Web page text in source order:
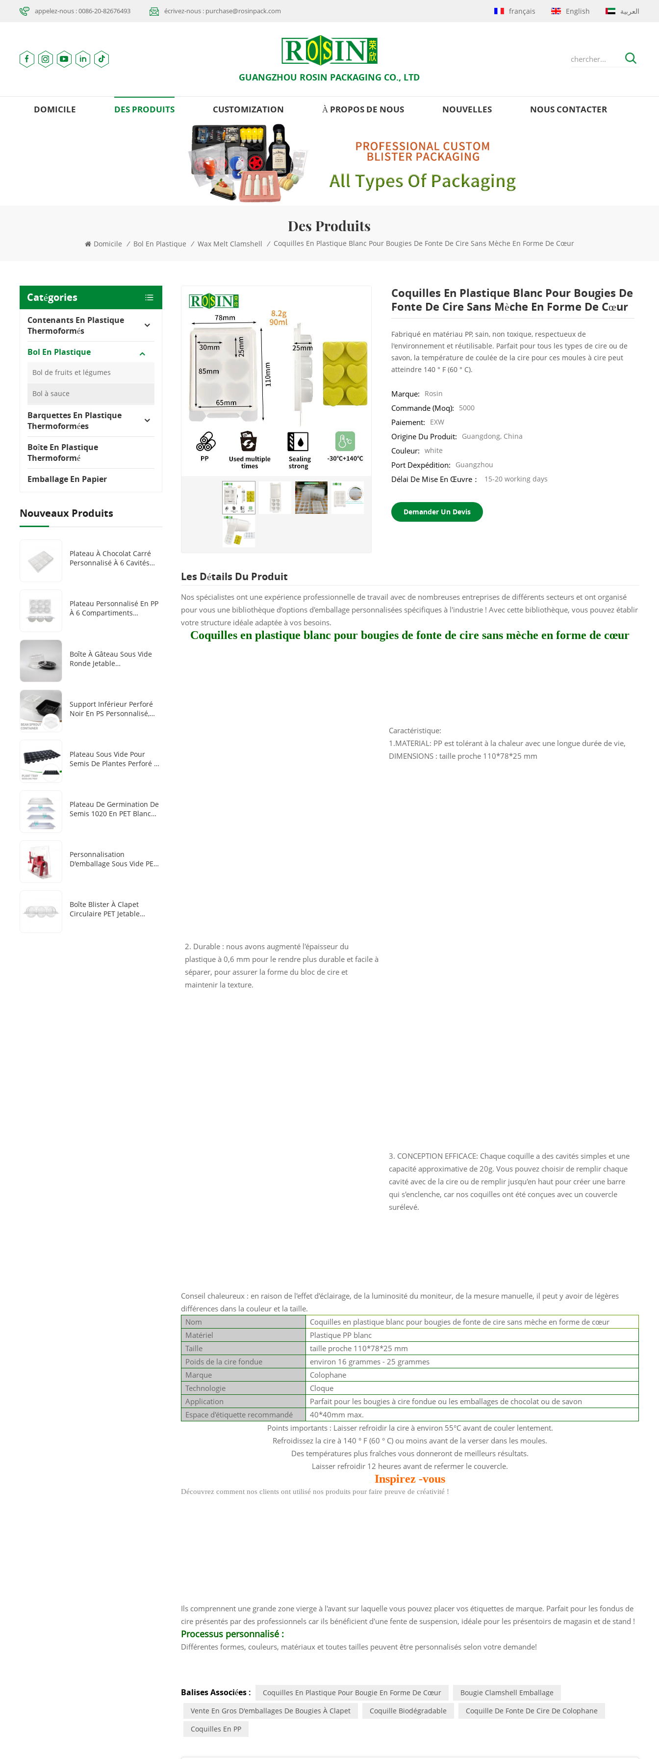
appelez-nous : 0086-20-82676493 écrivez-nous : purchase@rosinpack.com français English العربية
GUANGZHOU ROSIN PACKAGING CO., LTD
DOMICILE DES PRODUITS CUSTOMIZATION À PROPOS DE NOUS NOUVELLES NOUS CONTACTER
Des Produits
Domicile / Bol En Plastique / Wax Melt Clamshell / Coquilles En Plastique Blanc Pour Bougies De Fonte De Cire Sans Mèche En Forme De Cœur
Coquilles En Plastique Blanc Pour Bougies De
Fonte De Cire Sans Mèche En Forme De Cœur
Fabriqué en matériau PP, sain, non toxique, respectueux de
l'environnement et réutilisable. Parfait pour tous les types de cire ou de
savon, la température de coulée de la cire pour ces moules à cire peut
atteindre 140 ° F (60 ° C).
Marque: Rosin
Commande (moq): 5000
Paiement: EXW
Origine Du Produit: Guangdong, China
Couleur: white
Port Dexpédition: Guangzhou
Délai De Mise En Œuvre： 15-20 working days
Demander Un Devis
Les Détails Du Produit
Nos spécialistes ont une expérience professionnelle de travail avec de nombreuses entreprises de différents secteurs et ont organisé
pour vous une bibliothèque d'options d'emballage personnalisées spécifiques à l'industrie ! Avec cette bibliothèque, vous pouvez établir
votre structure idéale adaptée à vos besoins.
Coquilles en plastique blanc pour bougies de fonte de cire sans mèche en forme de cœur
Caractéristique:
1.MATERIAL: PP est tolérant à la chaleur avec une longue durée de vie,
DIMENSIONS : taille proche 110*78*25 mm
2. Durable : nous avons augmenté l'épaisseur du
plastique à 0,6 mm pour le rendre plus durable et facile à
séparer, pour assurer la forme du bloc de cire et
maintenir la texture.
3. CONCEPTION EFFICACE: Chaque coquille a des cavités simples et une
capacité approximative de 20g. Vous pouvez choisir de remplir chaque
cavité avec de la cire ou de remplir jusqu'en haut pour créer une barre
qui s'enclenche, car nos coquilles ont été conçues avec un couvercle
surélevé.
Conseil chaleureux : en raison de l'effet d'éclairage, de la luminosité du moniteur, de la mesure manuelle, il peut y avoir de légères
différences dans la couleur et la taille.
Nom
Coquilles en plastique blanc pour bougies de fonte de cire sans mèche en forme de cœur
Matériel
Plastique PP blanc
Taille
taille proche 110*78*25 mm
Poids de la cire fondue
environ 16 grammes - 25 grammes
Marque
Colophane
Technologie
Cloque
Application
Parfait pour les bougies à cire fondue ou les emballages de chocolat ou de savon
Espace d'étiquette recommandé
40*40mm max.
Points importants : Laisser refroidir la cire à environ 55°C avant de couler lentement.
Refroidissez la cire à 140 ° F (60 ° C) ou moins avant de la verser dans les moules.
Des températures plus fraîches vous donneront de meilleurs résultats.
Laisser refroidir 12 heures avant de refermer le couvercle.
Inspirez-vous
Découvrez comment nos clients ont utilisé nos produits pour faire preuve de créativité !
Ils comprennent une grande zone vierge à l'avant sur laquelle vous pouvez placer vos étiquettes de marque. Parfait pour les fondus de
cire présentés par des professionnels car ils bénéficient d'une fente de suspension, idéale pour les présentoirs de magasin et de stand !
Processus personnalisé :
Différentes formes, couleurs, matériaux et toutes tailles peuvent être personnalisés selon votre demande!
Balises Associées : Coquilles En Plastique Pour Bougie En Forme De Cœur
Bougie Clamshell Emballage
Vente En Gros D'emballages De Bougies À Clapet
Coquille Biodégradable
Coquille De Fonte De Cire De Colophane
Coquilles En PP
Catégories
Contenants En Plastique
Thermoformés
Bol En Plastique
Bol de fruits et légumes
Bol à sauce
Barquettes En Plastique
Thermoformées
Boîte En Plastique
Thermoformé
Emballage En Papier
Nouveaux Produits
Plateau À Chocolat Carré
Personnalisé À 6 Cavités
Plateaux En Plastique
Plateau Personnalisé En PP
À 6 Compartiments
Et Boulettes Au Sésame
Surgelés
Boîte À Gâteau Sous Vide
Ronde Jetable
Couvercle Transparent Avec
Emplacement Pour Les
Doigts
Support Inférieur Perforé
Noir En PS Personnalisé,
Hydroponique Sans
Substrat De Pousses De
Haricots Et D'herbe À Chat
Plateau Sous Vide Pour
Semis De Plantes Perforé À
Plateau De Germination De
Semis 1020 En PET Blanc
Personnalisation
D'emballage Sous Vide PET
Boîte Blister À Clapet
Circulaire PET Jetable